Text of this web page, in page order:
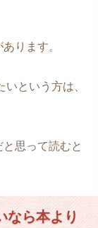
ります。
という方は、
思って読むと
なら本より